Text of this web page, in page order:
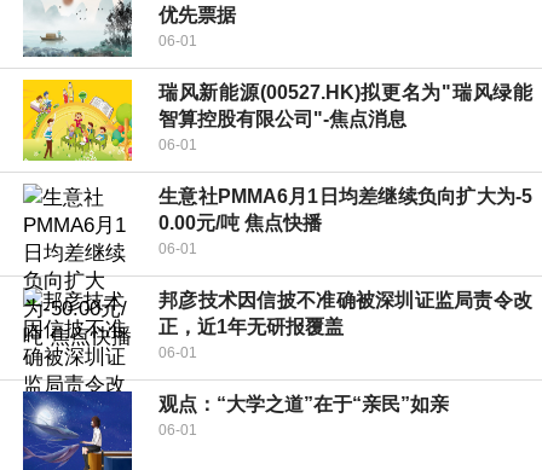
优先票据
06-01
瑞风新能源(00527.HK)拟更名为"瑞风绿能
智算控股有限公司"-焦点消息
06-01
生意社PMMA6月1日均差继续负向扩大为-5
0.00元/吨 焦点快播
06-01
邦彦技术因信披不准确被深圳证监局责令改
正，近1年无研报覆盖
06-01
观点：“大学之道”在于“亲民”如亲
06-01